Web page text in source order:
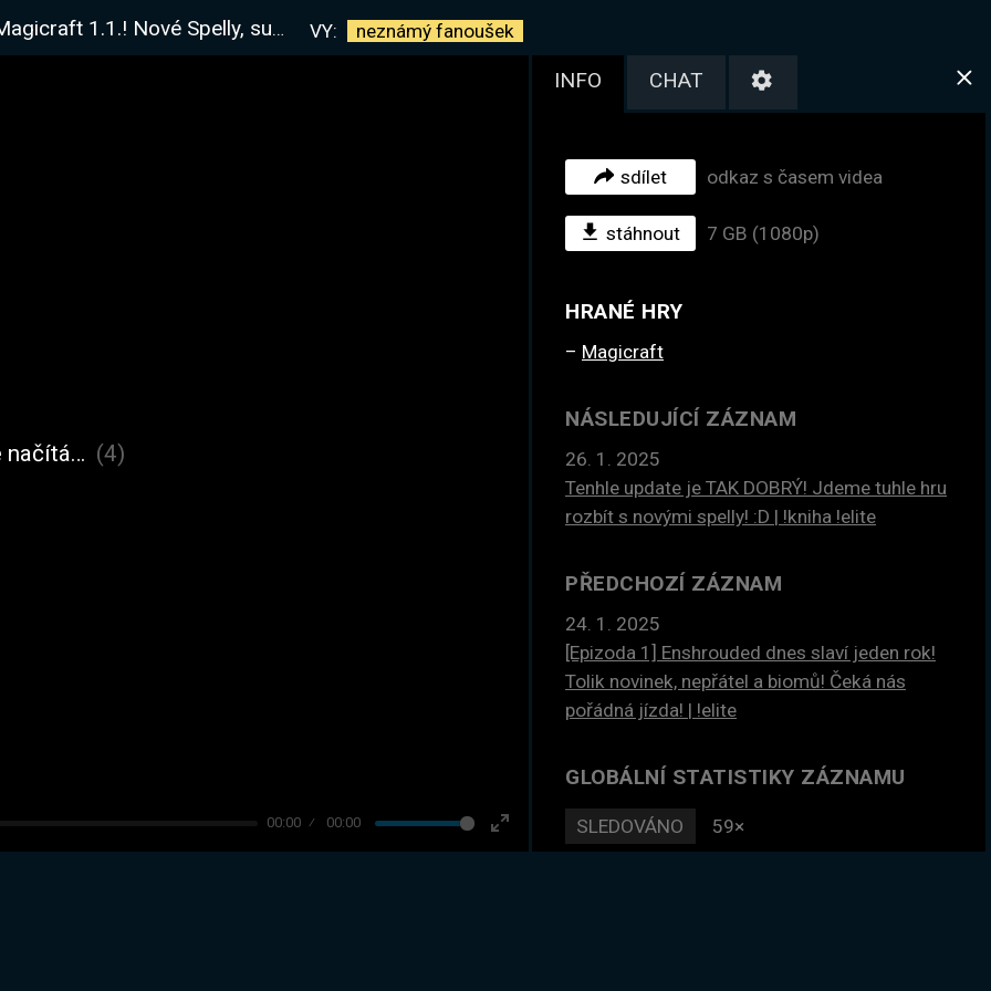
Nové Spelly, supporty a nepřátelé! | !elite VY: neznámý fanoušek
00:00 00:00
Enter
načítá… (4)
INFO CHAT
sdílet odkaz s časem videa
stáhnout 7 GB (1080p)
HRANÉ HRY
Magicraft
NÁSLEDUJÍCÍ ZÁZNAM
26. 1. 2025
Tenhle update je TAK DOBRÝ! Jdeme tuhle hru
rozbít s novými spelly! :D | !kniha !elite
PŘEDCHOZÍ ZÁZNAM
24. 1. 2025
[Epizoda 1] Enshrouded dnes slaví jeden rok!
Tolik novinek, nepřátel a biomů! Čeká nás
pořádná jízda! | !elite
GLOBÁLNÍ STATISTIKY ZÁZNAMU
SLEDOVÁNO 59×